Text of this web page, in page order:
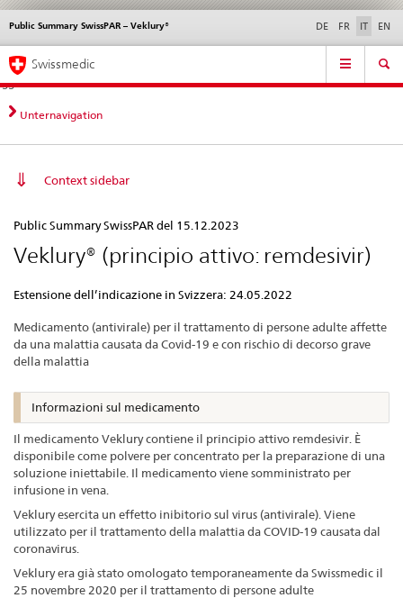
Navigazione
diretta:
novità,
aspetti
contatto
Novità &
norme
Contatto | Supporto &
aiuto
Public Summary SwissPAR – Veklury® DE FR IT EN
Service
Navigation
Swissmedic
Unternavigation
Context sidebar
Summary
SwissPAR
–
Public Summary SwissPAR del 15.12.2023
Veklury® (principio attivo: remdesivir)
Estensione dell’indicazione in Svizzera: 24.05.2022
Medicamento (antivirale) per il trattamento di persone adulte affette
da una malattia causata da Covid-19 e con rischio di decorso grave
della malattia
Informazioni sul medicamento
Il medicamento Veklury contiene il principio attivo remdesivir. È
disponibile come polvere per concentrato per la preparazione di una
soluzione iniettabile. Il medicamento viene somministrato per
infusione in vena.
Veklury esercita un effetto inibitorio sul virus (antivirale). Viene
utilizzato per il trattamento della malattia da COVID-19 causata dal
coronavirus.
Veklury era già stato omologato temporaneamente da Swissmedic il
25 novembre 2020 per il trattamento di persone adulte